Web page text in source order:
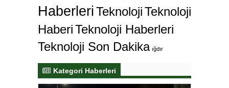
HaberleriTeknolojiTeknoloji
HaberiTeknoloji Haberleri
Teknoloji Son Dakika ığdır
Kategori Haberleri